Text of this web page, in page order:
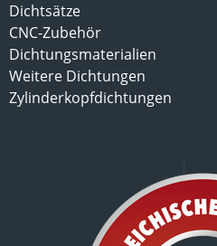
Dichtsätze
CNC-Zubehör
Dichtungsmaterialien
Weitere Dichtungen
Zylinderkopfdichtungen